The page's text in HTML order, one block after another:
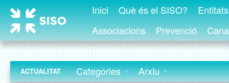
Inici Què és el SISO?
Associacions
Prevenció
ACTUALITAT Categories Arxiu